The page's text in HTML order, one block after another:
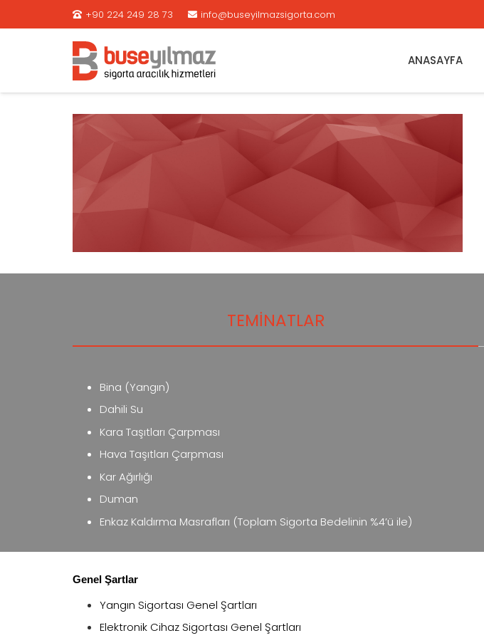
+90 224 249 28 73 info@buseyilmazsigorta.com
ANASAYFA
TEMINATLAR
Bina (Yangın)
Dahili Su
Kara Taşıtları Çarpması
Hava Taşıtları Çarpması
Kar Ağırlığı
Duman
Enkaz Kaldırma Masrafları (Toplam Sigorta Bedelinin %4’ü ile)
Genel Şartlar
Yangın Sigortası Genel Şartları
Elektronik Cihaz Sigortası Genel Şartları